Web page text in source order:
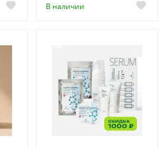
В наличии